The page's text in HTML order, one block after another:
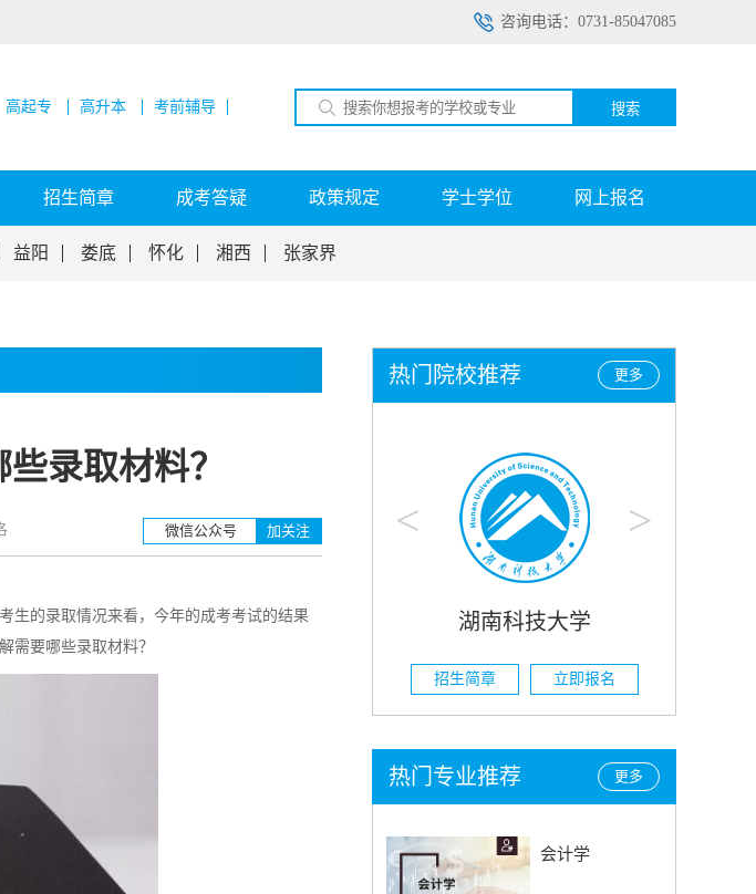
咨询电话：0731-85047085
高起专 高升本 考前辅导 搜索
招生简章 成考答疑 政策规定 学士学位 网上报名
益阳 娄底 怀化 湘西 张家界
录取材料？
微信公众号 加关注
的录取情况来看，今年的成考考试的结果
需要哪些录取材料？
更多
热门院校推荐
< >
报名
湖南科技大学
招生简章
湖南农业大学
招生简章 立即报名
更多
热门专业推荐
会计学